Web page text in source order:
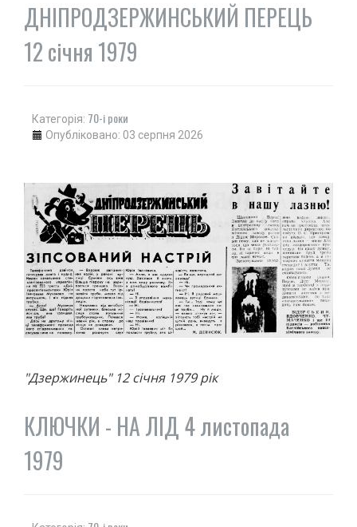
ДНІПРОДЗЕРЖИНСЬКИЙ ПЕРЕЦЬ
12 січня 1979
Категорія: 70-і роки
Опубліковано: 03 серпня 2026
"Дзержинець" 12 січня 1979 рік
КЛЮЧКИ - НА ЛІД 4 листопада
1979